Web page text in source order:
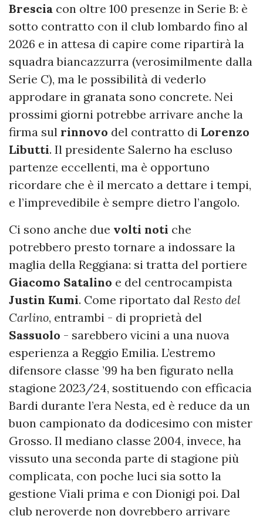
Brescia con oltre 100 presenze in Serie B: è
sotto contratto con il club lombardo fino al
2026 e in attesa di capire come ripartirà la
squadra biancazzurra (verosimilmente dalla
Serie C), ma le possibilità di vederlo
approdare in granata sono concrete. Nei
prossimi giorni potrebbe arrivare anche la
firma sul rinnovo del contratto di Lorenzo
Libutti. Il presidente Salerno ha escluso
partenze eccellenti, ma è opportuno
ricordare che è il mercato a dettare i tempi,
e l’imprevedibile è sempre dietro l’angolo.
Ci sono anche due volti noti che
potrebbero presto tornare a indossare la
maglia della Reggiana: si tratta del portiere
Giacomo Satalino e del centrocampista
Justin Kumi. Come riportato dal Resto del
Carlino, entrambi - di proprietà del
Sassuolo - sarebbero vicini a una nuova
esperienza a Reggio Emilia. L’estremo
difensore classe ’99 ha ben figurato nella
stagione 2023/24, sostituendo con efficacia
Bardi durante l’era Nesta, ed è reduce da un
buon campionato da dodicesimo con mister
Grosso. Il mediano classe 2004, invece, ha
vissuto una seconda parte di stagione più
complicata, con poche luci sia sotto la
gestione Viali prima e con Dionigi poi. Dal
club neroverde non dovrebbero arrivare